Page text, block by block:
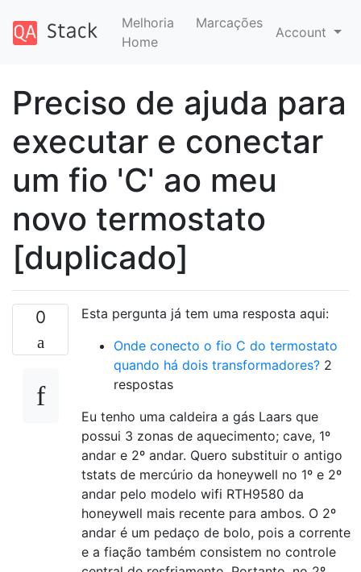
Melhoria
Home
Marcações
Account
Preciso de ajuda para
executar e conectar
um fio 'C' ao meu
novo termostato
[duplicado]
0
Esta pergunta já tem uma resposta aqui:
Onde conecto o fio C do termostato
quando há dois transformadores? 2
respostas
Eu tenho uma caldeira a gás Laars que
possui 3 zonas de aquecimento; cave, 1º
andar e 2º andar. Quero substituir o antigo
tstats de mercúrio da honeywell no 1º e 2º
andar pelo modelo wifi RTH9580 da
honeywell mais recente para ambos. O 2º
andar é um pedaço de bolo, pois a corrente
e a fiação também consistem no controle